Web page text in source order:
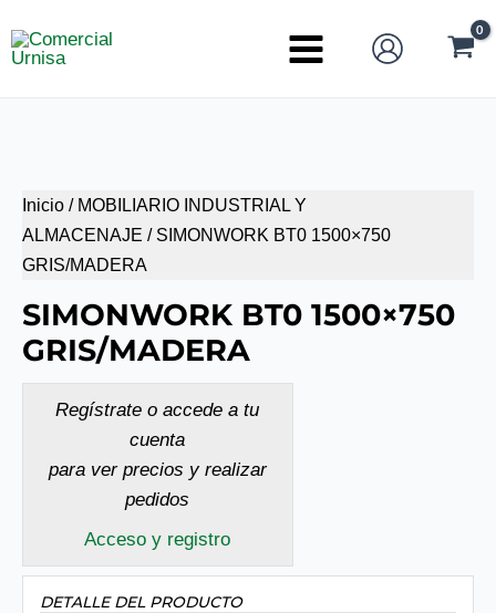
al
Main
Inicio / MOBILIARIO INDUSTRIAL Y
ALMACENAJE / SIMONWORK BT0 1500×750
GRIS/MADERA
SIMONWORK BT0 1500×750
GRIS/MADERA
Regístrate o accede a tu
cuenta
para ver precios y realizar
pedidos
Acceso y registro
DETALLE DEL PRODUCTO